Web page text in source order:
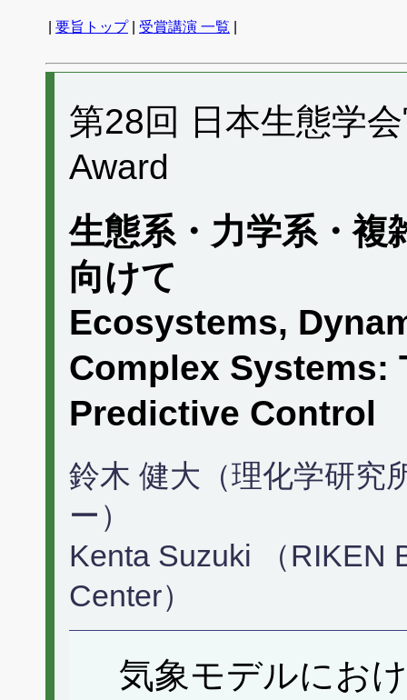
要旨トップ| 受賞講演 一覧
第28回 日本生態学
Award
生態系・力学系・複
向けて
Ecosystems,
Complex Systems:
Predictive Control
鈴木 健大（理化学研究
ー）
Kenta Suzuki （RIKEN
Center）
気象モデルにお